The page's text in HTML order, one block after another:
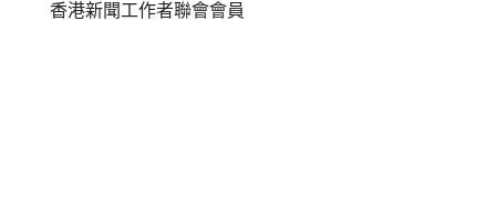
香港新聞工作者聯會會員